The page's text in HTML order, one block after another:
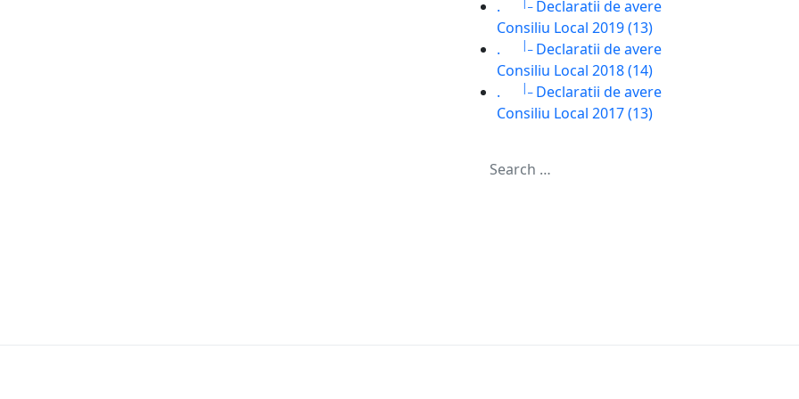
.
Declaratii de avere
Consiliu Local 2019 (13)
.
|_ Declaratii de avere
Consiliu Local 2018 (14)
.
|_ Declaratii de avere
Consiliu Local 2017 (13)